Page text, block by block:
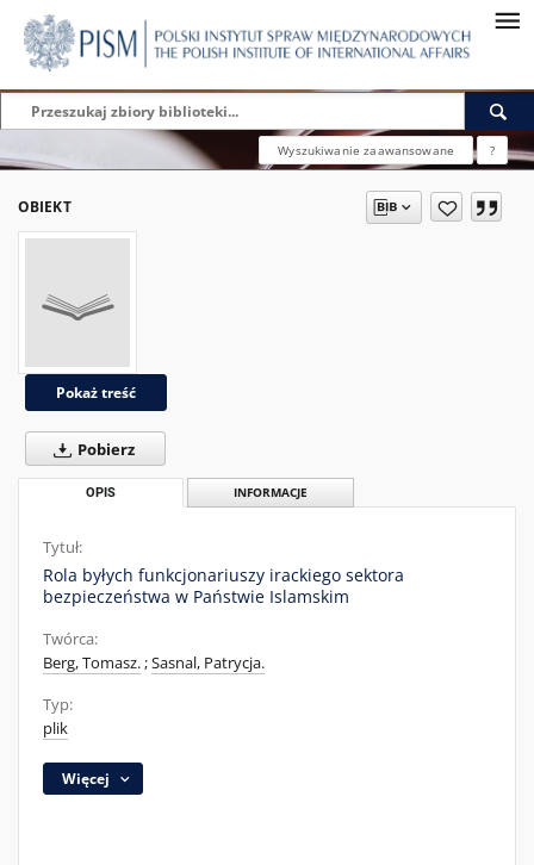
Wyszukiwanie zaawansowane ?
OBIEKT
Pokaż treść
Pobierz
OPIS INFORMACJE
Tytuł:
Rola byłych funkcjonariuszy irackiego sektora
bezpieczeństwa w Państwie Islamskim
Twórca:
Berg, Tomasz.;Sasnal, Patrycja.
Typ:
plik
Więcej